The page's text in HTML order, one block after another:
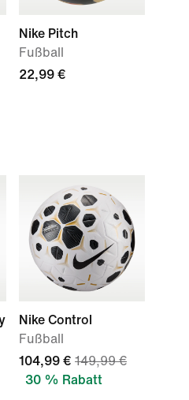
Nike Pitch
Fußball
22,99 €
Nike Control
Fußball
104,99 € 149,99 €
30 % Rabatt